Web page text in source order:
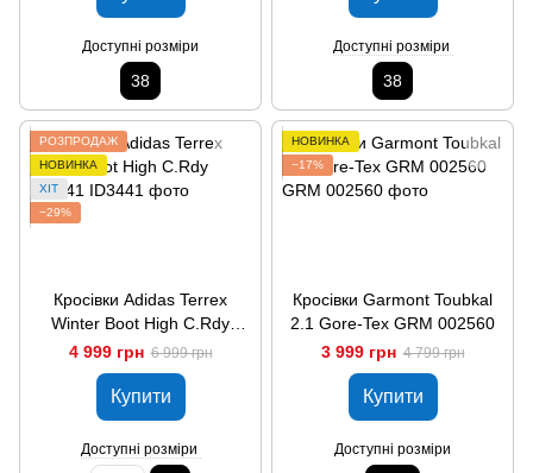
Доступні розміри
38
Доступні розміри
38
РОЗПРОДАЖ
НОВИНКА
ХІТ
−29%
Кросівки Adidas Terrex
Winter Boot High C.Rdy
ID3441
4 999 грн 6 999 грн
Купити
Доступні розміри
НОВИНКА
−17%
Кросівки Garmont Toubkal
2.1 Gore-Tex GRM 002560
3 999 грн 4 799 грн
Купити
Доступні розміри